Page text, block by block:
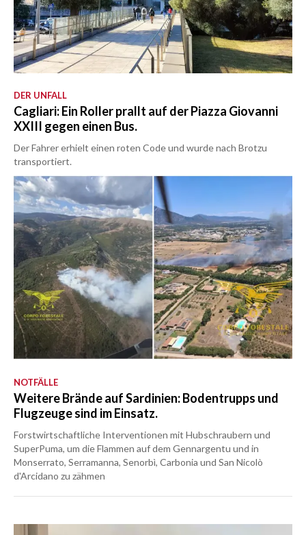
DER UNFALL
Cagliari: Ein Roller prallt auf der Piazza Giovanni
XXIII gegen einen Bus.
Der Fahrer erhielt einen roten Code und wurde nach Brotzu
transportiert.
NOTFÄLLE
Weitere Brände auf Sardinien: Bodentrupps und
Flugzeuge sind im Einsatz.
Forstwirtschaftliche Interventionen mit Hubschraubern und
SuperPuma, um die Flammen auf dem Gennargentu und in
Monserrato, Serramanna, Senorbì, Carbonia und San Nicolò
d'Arcidano zu zähmen